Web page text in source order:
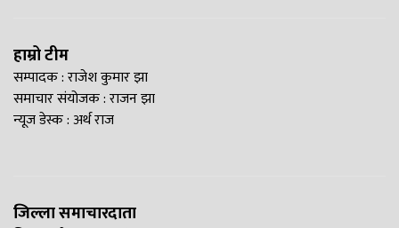
हाम्रो टीम
सम्पादक : राजेश कुमार झा
समाचार संयोजक : राजन झा
न्यूज डेस्क : अर्थ राज
जिल्ला समाचारदाता